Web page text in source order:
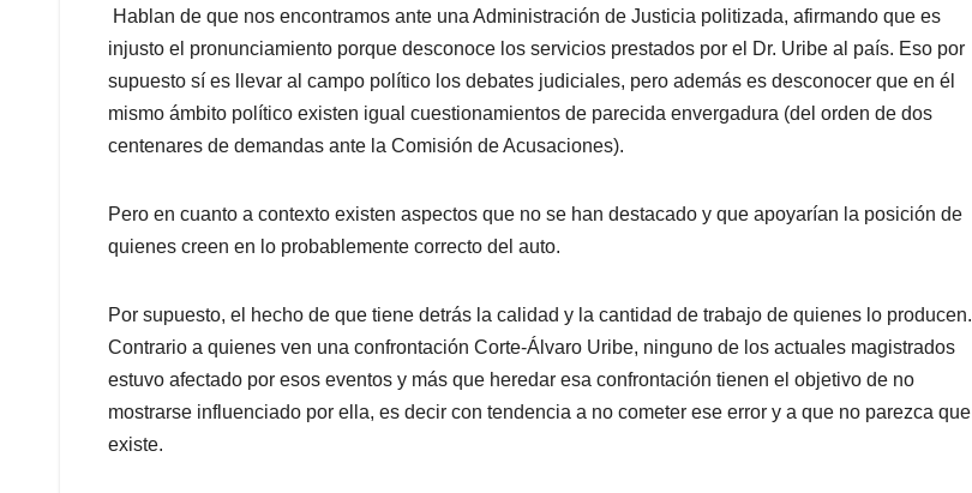
Hablan de que nos encontramos ante una Administración de Justicia politizada, afirmando que es
injusto el pronunciamiento porque desconoce los servicios prestados por el Dr. Uribe al país. Eso por
supuesto sí es llevar al campo político los debates judiciales, pero además es desconocer que en él
mismo ámbito político existen igual cuestionamientos de parecida envergadura (del orden de dos
centenares de demandas ante la Comisión de Acusaciones).
Pero en cuanto a contexto existen aspectos que no se han destacado y que apoyarían la posición de
quienes creen en lo probablemente correcto del auto.
Por supuesto, el hecho de que tiene detrás la calidad y la cantidad de trabajo de quienes lo producen.
Contrario a quienes ven una confrontación Corte-Álvaro Uribe, ninguno de los actuales magistrados
estuvo afectado por esos eventos y más que heredar esa confrontación tienen el objetivo de no
mostrarse influenciado por ella, es decir con tendencia a no cometer ese error y a que no parezca que
existe.